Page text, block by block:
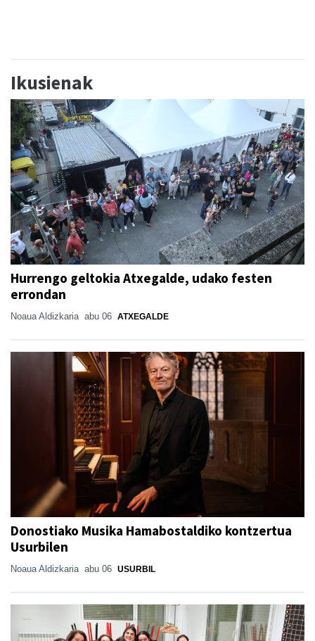
Ikusienak
Hurrengo geltokia Atxegalde, udako festen
errondan
Noaua Aldizkaria abu 06 ATXEGALDE
Donostiako Musika Hamabostaldiko kontzertua
Usurbilen
Noaua Aldizkaria abu 06 USURBIL